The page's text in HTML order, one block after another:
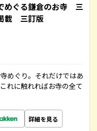
めぐる鎌倉のお寺 三
載 三訂版
めぐり。それだけではあ
れに触れればお寺の全て
詳細を見る